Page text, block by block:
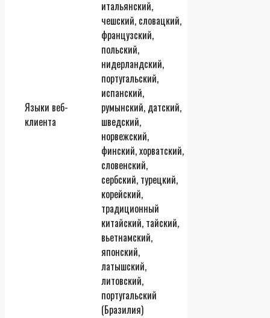
Языки веб-
клиента
итальянский,
чешский, словацкий,
французский,
польский,
нидерландский,
португальский,
испанский,
румынский, датский,
шведский,
норвежский,
финский, хорватский,
словенский,
сербский, турецкий,
корейский,
традиционный
китайский, тайский,
вьетнамский,
японский,
латышский,
литовский,
португальский
(Бразилия)